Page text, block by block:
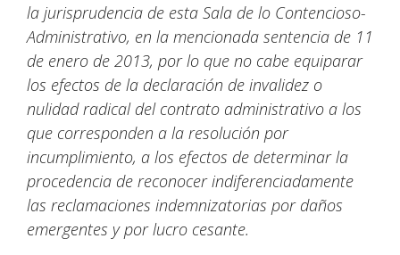
la jurisprudencia de esta Sala de lo Contencioso-
Administrativo, en la mencionada sentencia de 11
de enero de 2013, por lo que no cabe equiparar
los efectos de la declaración de invalidez o
nulidad radical del contrato administrativo a los
que corresponden a la resolución por
incumplimiento, a los efectos de determinar la
procedencia de reconocer indiferenciadamente
las reclamaciones indemnizatorias por daños
emergentes y por lucro cesante.